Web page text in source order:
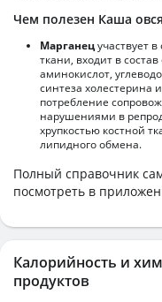
Чем полезен Каша
Марганецучаствует
ткани, входит в
аминокислот,
синтеза холестерина
потребление
нарушениями в
хрупкостью костной
липидного обмена.
Полный справочник
посмотреть в
Калорийность и
продуктов